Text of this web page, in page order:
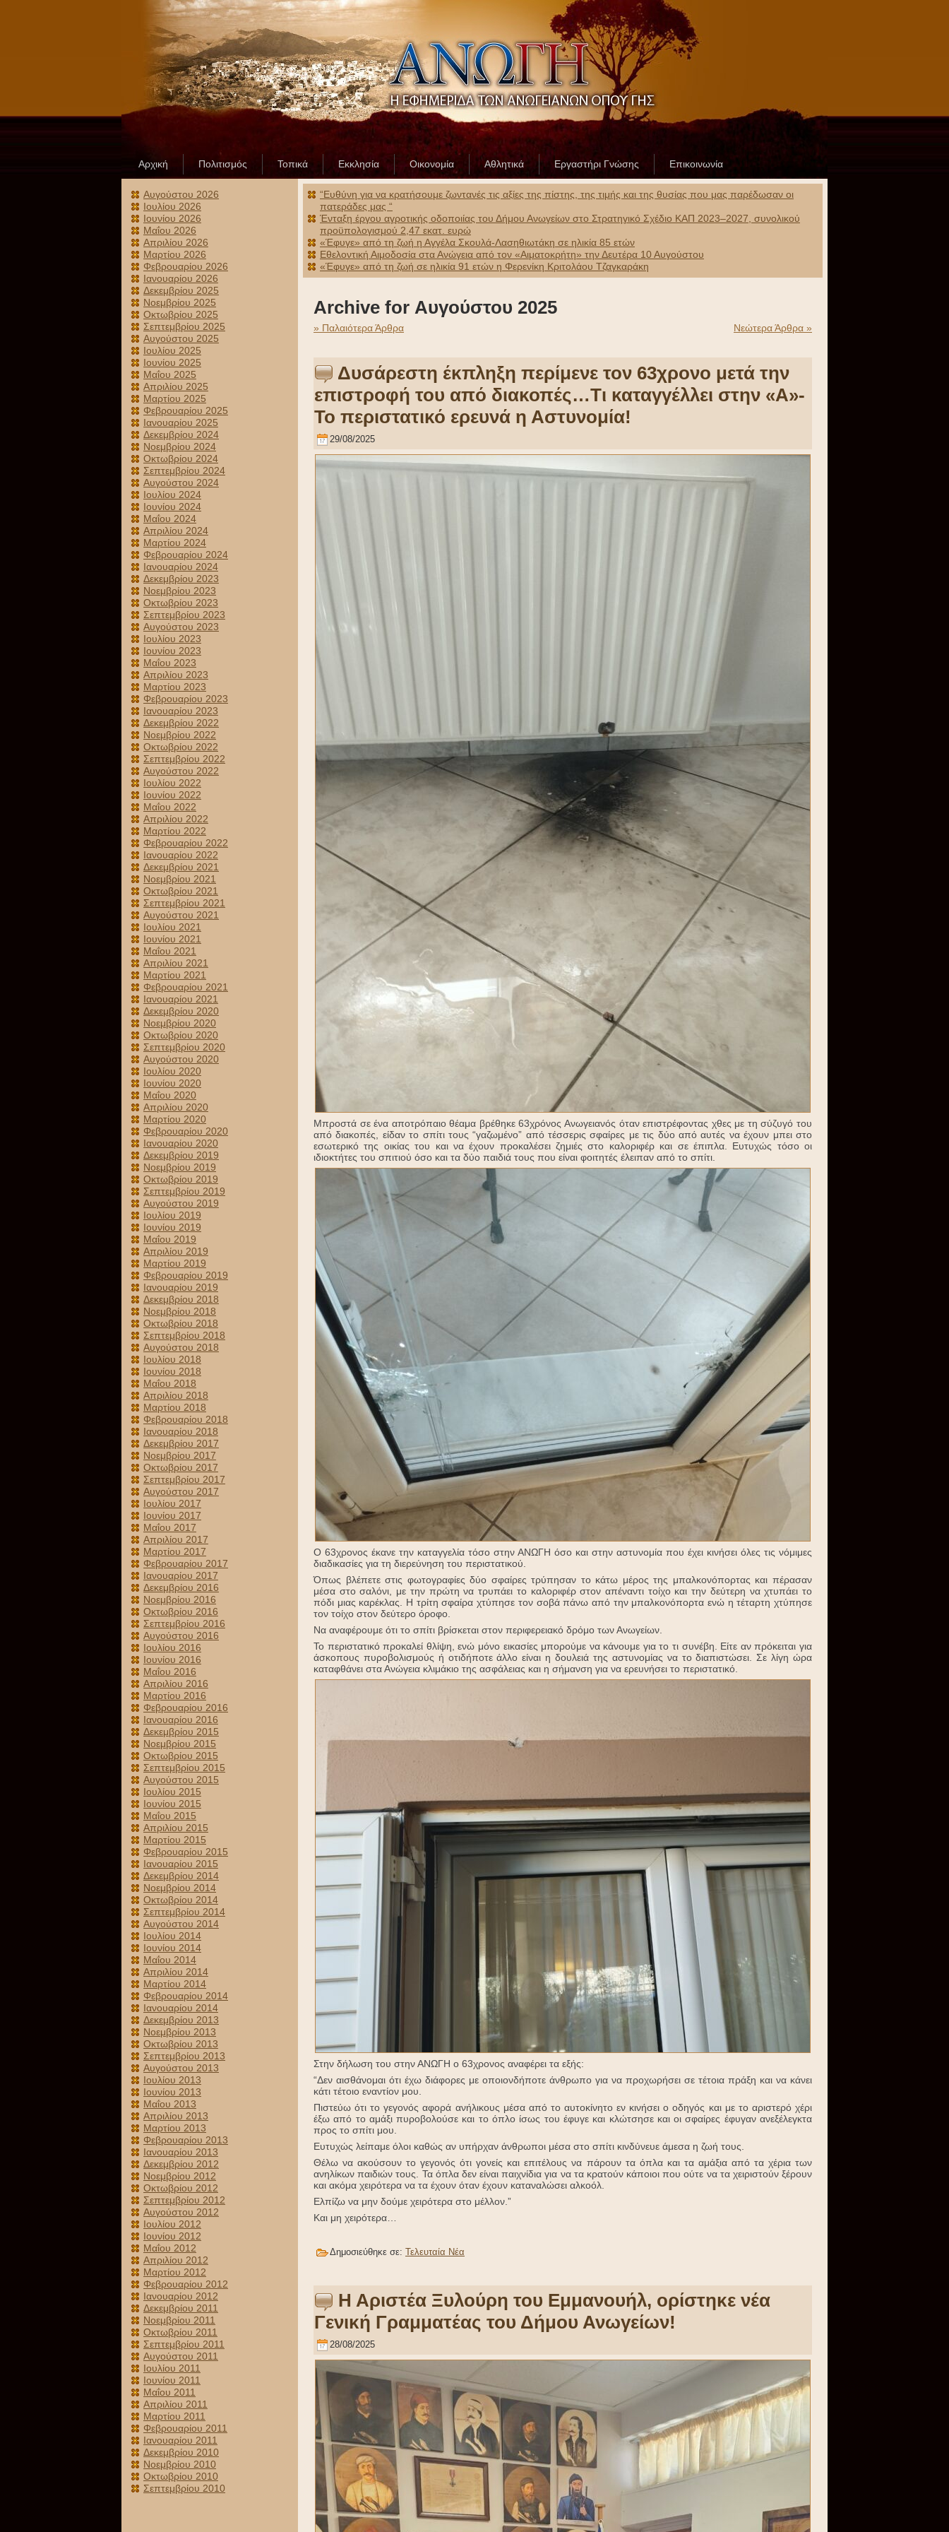
Αρχική Πολιτισμός Τοπικά Εκκλησία Οικονομία Αθλητικά Εργαστήρι Γνώσης Επικοινωνία
Αυγούστου 2026
Ιουλίου 2026
Ιουνίου 2026
Μαΐου 2026
Απριλίου 2026
Μαρτίου 2026
Φεβρουαρίου 2026
Ιανουαρίου 2026
Δεκεμβρίου 2025
Νοεμβρίου 2025
Οκτωβρίου 2025
Σεπτεμβρίου 2025
Αυγούστου 2025
Ιουλίου 2025
Ιουνίου 2025
Μαΐου 2025
Απριλίου 2025
Μαρτίου 2025
Φεβρουαρίου 2025
Ιανουαρίου 2025
Δεκεμβρίου 2024
Νοεμβρίου 2024
Οκτωβρίου 2024
Σεπτεμβρίου 2024
Αυγούστου 2024
Ιουλίου 2024
Ιουνίου 2024
Μαΐου 2024
Απριλίου 2024
Μαρτίου 2024
Φεβρουαρίου 2024
Ιανουαρίου 2024
Δεκεμβρίου 2023
Νοεμβρίου 2023
Οκτωβρίου 2023
Σεπτεμβρίου 2023
Αυγούστου 2023
Ιουλίου 2023
Ιουνίου 2023
Μαΐου 2023
Απριλίου 2023
Μαρτίου 2023
Φεβρουαρίου 2023
Ιανουαρίου 2023
Δεκεμβρίου 2022
Νοεμβρίου 2022
Οκτωβρίου 2022
Σεπτεμβρίου 2022
Αυγούστου 2022
Ιουλίου 2022
Ιουνίου 2022
Μαΐου 2022
Απριλίου 2022
Μαρτίου 2022
Φεβρουαρίου 2022
Ιανουαρίου 2022
Δεκεμβρίου 2021
Νοεμβρίου 2021
Οκτωβρίου 2021
Σεπτεμβρίου 2021
Αυγούστου 2021
Ιουλίου 2021
Ιουνίου 2021
Μαΐου 2021
Απριλίου 2021
Μαρτίου 2021
Φεβρουαρίου 2021
Ιανουαρίου 2021
Δεκεμβρίου 2020
Νοεμβρίου 2020
Οκτωβρίου 2020
Σεπτεμβρίου 2020
Αυγούστου 2020
Ιουλίου 2020
Ιουνίου 2020
Μαΐου 2020
Απριλίου 2020
Μαρτίου 2020
Φεβρουαρίου 2020
Ιανουαρίου 2020
Δεκεμβρίου 2019
Νοεμβρίου 2019
Οκτωβρίου 2019
Σεπτεμβρίου 2019
Αυγούστου 2019
Ιουλίου 2019
Ιουνίου 2019
Μαΐου 2019
Απριλίου 2019
Μαρτίου 2019
Φεβρουαρίου 2019
Ιανουαρίου 2019
Δεκεμβρίου 2018
Νοεμβρίου 2018
Οκτωβρίου 2018
Σεπτεμβρίου 2018
Αυγούστου 2018
Ιουλίου 2018
Ιουνίου 2018
Μαΐου 2018
Απριλίου 2018
Μαρτίου 2018
Φεβρουαρίου 2018
Ιανουαρίου 2018
Δεκεμβρίου 2017
Νοεμβρίου 2017
Οκτωβρίου 2017
Σεπτεμβρίου 2017
Αυγούστου 2017
Ιουλίου 2017
Ιουνίου 2017
Μαΐου 2017
Απριλίου 2017
Μαρτίου 2017
Φεβρουαρίου 2017
Ιανουαρίου 2017
Δεκεμβρίου 2016
Νοεμβρίου 2016
Οκτωβρίου 2016
Σεπτεμβρίου 2016
Αυγούστου 2016
Ιουλίου 2016
Ιουνίου 2016
Μαΐου 2016
Απριλίου 2016
Μαρτίου 2016
Φεβρουαρίου 2016
Ιανουαρίου 2016
Δεκεμβρίου 2015
Νοεμβρίου 2015
Οκτωβρίου 2015
Σεπτεμβρίου 2015
Αυγούστου 2015
Ιουλίου 2015
Ιουνίου 2015
Μαΐου 2015
Απριλίου 2015
Μαρτίου 2015
Φεβρουαρίου 2015
Ιανουαρίου 2015
Δεκεμβρίου 2014
Νοεμβρίου 2014
Οκτωβρίου 2014
Σεπτεμβρίου 2014
Αυγούστου 2014
Ιουλίου 2014
Ιουνίου 2014
Μαΐου 2014
Απριλίου 2014
Μαρτίου 2014
Φεβρουαρίου 2014
Ιανουαρίου 2014
Δεκεμβρίου 2013
Νοεμβρίου 2013
Οκτωβρίου 2013
Σεπτεμβρίου 2013
Αυγούστου 2013
Ιουλίου 2013
Ιουνίου 2013
Μαΐου 2013
Απριλίου 2013
Μαρτίου 2013
Φεβρουαρίου 2013
Ιανουαρίου 2013
Δεκεμβρίου 2012
Νοεμβρίου 2012
Οκτωβρίου 2012
Σεπτεμβρίου 2012
Αυγούστου 2012
Ιουλίου 2012
Ιουνίου 2012
Μαΐου 2012
Απριλίου 2012
Μαρτίου 2012
Φεβρουαρίου 2012
Ιανουαρίου 2012
Δεκεμβρίου 2011
Νοεμβρίου 2011
Οκτωβρίου 2011
Σεπτεμβρίου 2011
Αυγούστου 2011
Ιουλίου 2011
Ιουνίου 2011
Μαΐου 2011
Απριλίου 2011
Μαρτίου 2011
Φεβρουαρίου 2011
Ιανουαρίου 2011
Δεκεμβρίου 2010
Νοεμβρίου 2010
Οκτωβρίου 2010
Σεπτεμβρίου 2010
“Ευθύνη για να κρατήσουμε ζωντανές τις αξίες της πίστης, της τιμής και της θυσίας που μας παρέδωσαν οι
πατεράδες μας “
Ένταξη έργου αγροτικής οδοποιίας του Δήμου Ανωγείων στο Στρατηγικό Σχέδιο ΚΑΠ 2023–2027, συνολικού
προϋπολογισμού 2,47 εκατ. ευρώ
«Έφυγε» από τη ζωή η Αγγέλα Σκουλά-Λασηθιωτάκη σε ηλικία 85 ετών
Εθελοντική Αιμοδοσία στα Ανώγεια από τον «Αιματοκρήτη» την Δευτέρα 10 Αυγούστου
«Έφυγε» από τη ζωή σε ηλικία 91 ετών η Φερενίκη Κριτολάου Τζαγκαράκη
Archive for Αυγούστου 2025
» Παλαιότερα Άρθρα Νεώτερα Άρθρα »
Δυσάρεστη έκπληξη περίμενε τον 63χρονο μετά την
επιστροφή του από διακοπές…Τι καταγγέλλει στην «Α»-
Το περιστατικό ερευνά η Αστυνομία!
29/08/2025
Μπροστά σε ένα αποτρόπαιο θέαμα βρέθηκε 63χρόνος Ανωγειανός όταν επιστρέφοντας χθες με τη σύζυγό του
από διακοπές, είδαν το σπίτι τους “γαζωμένο” από τέσσερις σφαίρες με τις δύο από αυτές να έχουν μπει στο
εσωτερικό της οικίας του και να έχουν προκαλέσει ζημιές στο καλοριφέρ και σε έπιπλα. Ευτυχώς τόσο οι
ιδιοκτήτες του σπιτιού όσο και τα δύο παιδιά τους που είναι φοιτητές έλειπαν από το σπίτι.
Ο 63χρονος έκανε την καταγγελία τόσο στην ΑΝΩΓΗ όσο και στην αστυνομία που έχει κινήσει όλες τις νόμιμες
διαδικασίες για τη διερεύνηση του περιστατικού.
Όπως βλέπετε στις φωτογραφίες δύο σφαίρες τρύπησαν το κάτω μέρος της μπαλκονόπορτας και πέρασαν
μέσα στο σαλόνι, με την πρώτη να τρυπάει το καλοριφέρ στον απέναντι τοίχο και την δεύτερη να χτυπάει το
πόδι μιας καρέκλας. Η τρίτη σφαίρα χτύπησε τον σοβά πάνω από την μπαλκονόπορτα ενώ η τέταρτη χτύπησε
τον τοίχο στον δεύτερο όροφο.
Να αναφέρουμε ότι το σπίτι βρίσκεται στον περιφερειακό δρόμο των Ανωγείων.
Το περιστατικό προκαλεί θλίψη, ενώ μόνο εικασίες μπορούμε να κάνουμε για το τι συνέβη. Είτε αν πρόκειται για
άσκοπους πυροβολισμούς ή οτιδήποτε άλλο είναι η δουλειά της αστυνομίας να το διαπιστώσει. Σε λίγη ώρα
καταφθάνει στα Ανώγεια κλιμάκιο της ασφάλειας και η σήμανση για να ερευνήσει το περιστατικό.
Στην δήλωση του στην ΑΝΩΓΗ ο 63χρονος αναφέρει τα εξής:
“Δεν αισθάνομαι ότι έχω διάφορες με οποιονδήποτε άνθρωπο για να προχωρήσει σε τέτοια πράξη και να κάνει
κάτι τέτοιο εναντίον μου.
Πιστεύω ότι το γεγονός αφορά ανήλικους μέσα από το αυτοκίνητο εν κινήσει ο οδηγός και με το αριστερό χέρι
έξω από το αμάξι πυροβολούσε και το όπλο ίσως του έφυγε και κλώτσησε και οι σφαίρες έφυγαν ανεξέλεγκτα
προς το σπίτι μου.
Ευτυχώς λείπαμε όλοι καθώς αν υπήρχαν άνθρωποι μέσα στο σπίτι κινδύνευε άμεσα η ζωή τους.
Θέλω να ακούσουν το γεγονός ότι γονείς και επιτέλους να πάρουν τα όπλα και τα αμάξια από τα χέρια των
ανηλίκων παιδιών τους. Τα όπλα δεν είναι παιχνίδια για να τα κρατούν κάποιοι που ούτε να τα χειριστούν ξέρουν
και ακόμα χειρότερα να τα έχουν όταν έχουν καταναλώσει αλκοόλ.
Ελπίζω να μην δούμε χειρότερα στο μέλλον.”
Και μη χειρότερα…
Δημοσιεύθηκε σε: Τελευταία Νέα
Η Αριστέα Ξυλούρη του Εμμανουήλ, ορίστηκε νέα
Γενική Γραμματέας του Δήμου Ανωγείων!
28/08/2025